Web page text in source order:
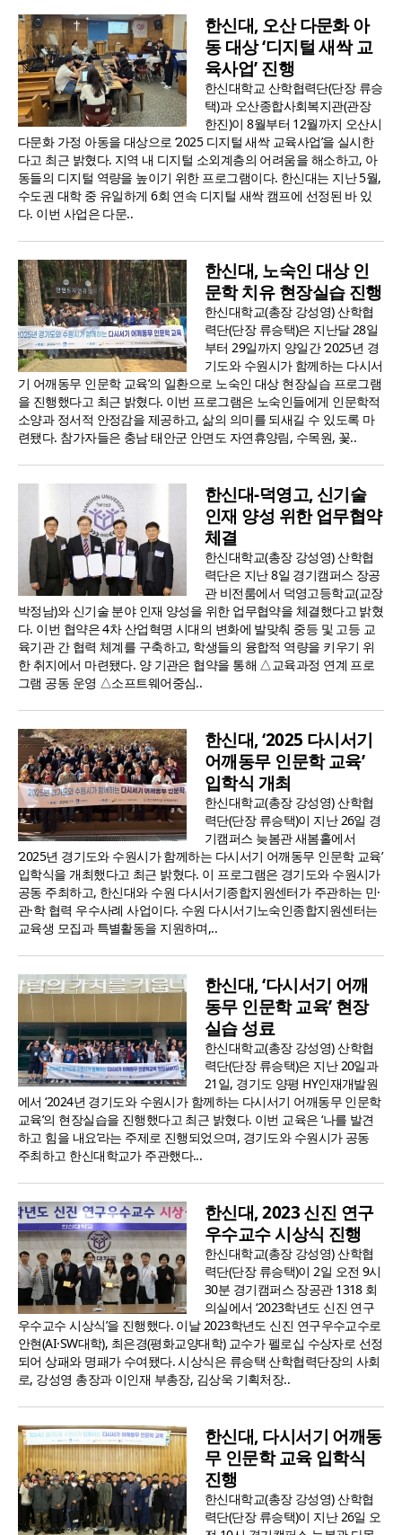
한신대, 오산 다문화 아
동 대상 ‘디지털 새싹 교
육사업’ 진행
한신대학교 산학협력단(단장 류승
택)과 오산종합사회복지관(관장
한진)이 8월부터 12월까지 오산시
다문화 가정 아동을 대상으로 ‘2025 디지털 새싹 교육사업’을 실시한
다고 최근 밝혔다. 지역 내 디지털 소외계층의 어려움을 해소하고, 아
동들의 디지털 역량을 높이기 위한 프로그램이다. 한신대는 지난 5월,
수도권 대학 중 유일하게 6회 연속 디지털 새싹 캠프에 선정된 바 있
다. 이번 사업은 다문..
한신대, 노숙인 대상 인
문학 치유 현장실습 진행
한신대학교(총장 강성영) 산학협
력단(단장 류승택)은 지난달 28일
부터 29일까지 양일간 ‘2025년 경
기도와 수원시가 함께하는 다시서
기 어깨동무 인문학 교육’의 일환으로 노숙인 대상 현장실습 프로그램
을 진행했다고 최근 밝혔다. 이번 프로그램은 노숙인들에게 인문학적
소양과 정서적 안정감을 제공하고, 삶의 의미를 되새길 수 있도록 마
련됐다. 참가자들은 충남 태안군 안면도 자연휴양림, 수목원, 꽃..
한신대-덕영고, 신기술
인재 양성 위한 업무협약
체결
한신대학교(총장 강성영) 산학협
력단은 지난 8일 경기캠퍼스 장공
관 비전룸에서 덕영고등학교(교장
박정남)와 신기술 분야 인재 양성을 위한 업무협약을 체결했다고 밝혔
다. 이번 협약은 4차 산업혁명 시대의 변화에 발맞춰 중등 및 고등 교
육기관 간 협력 체계를 구축하고, 학생들의 융합적 역량을 키우기 위
한 취지에서 마련됐다. 양 기관은 협약을 통해 △교육과정 연계 프로
그램 공동 운영 △소프트웨어중심..
한신대, ‘2025 다시서기
어깨동무 인문학 교육’
입학식 개최
한신대학교(총장 강성영) 산학협
력단(단장 류승택)이 지난 26일 경
기캠퍼스 늦봄관 새봄홀에서
‘2025년 경기도와 수원시가 함께하는 다시서기 어깨동무 인문학 교육’
입학식을 개최했다고 최근 밝혔다. 이 프로그램은 경기도와 수원시가
공동 주최하고, 한신대와 수원 다시서기종합지원센터가 주관하는 민·
관·학 협력 우수사례 사업이다. 수원 다시서기노숙인종합지원센터는
교육생 모집과 특별활동을 지원하며,..
한신대, ‘다시서기 어깨
동무 인문학 교육’ 현장
실습 성료
한신대학교(총장 강성영) 산학협
력단(단장 류승택)은 지난 20일과
21일, 경기도 양평 HY인재개발원
에서 ‘2024년 경기도와 수원시가 함께하는 다시서기 어깨동무 인문학
교육’의 현장실습을 진행했다고 최근 밝혔다. 이번 교육은 ‘나를 발견
하고 힘을 내요’라는 주제로 진행되었으며, 경기도와 수원시가 공동
주최하고 한신대학교가 주관했다...
한신대, 2023 신진 연구
우수교수 시상식 진행
한신대학교(총장 강성영) 산학협
력단(단장 류승택)이 2일 오전 9시
30분 경기캠퍼스 장공관 1318 회
의실에서 ‘2023학년도 신진 연구
우수교수 시상식’을 진행했다. 이날 2023학년도 신진 연구우수교수로
안현(AI·SW대학), 최은경(평화교양대학) 교수가 펠로십 수상자로 선정
되어 상패와 명패가 수여됐다. 시상식은 류승택 산학협력단장의 사회
로, 강성영 총장과 이인재 부총장, 김상욱 기획처장..
한신대, 다시서기 어깨동
무 인문학 교육 입학식
진행
한신대학교(총장 강성영) 산학협
력단(단장 류승택)이 지난 26일 오